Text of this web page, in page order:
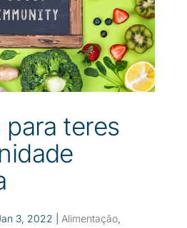
teres
3, 2022 Alimentação,